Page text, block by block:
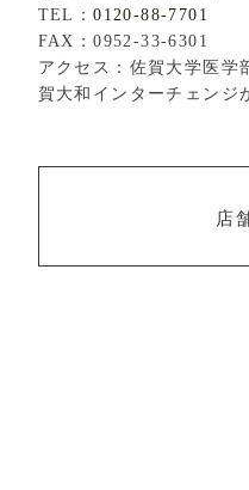
TEL：0120-88-7701
FAX：0952-33-6301
アクセス：佐賀大学医学
賀大和インターチェンジ
店